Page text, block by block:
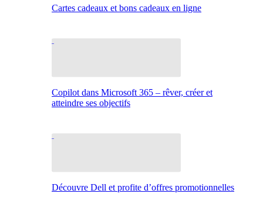
Cartes cadeaux et bons cadeaux en ligne
Copilot dans Microsoft 365 – rêver, créer et
atteindre ses objectifs
Découvre Dell et profite d’offres promotionnelles